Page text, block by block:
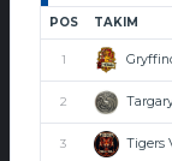
POS TAKIM
1
2
3 Tigers